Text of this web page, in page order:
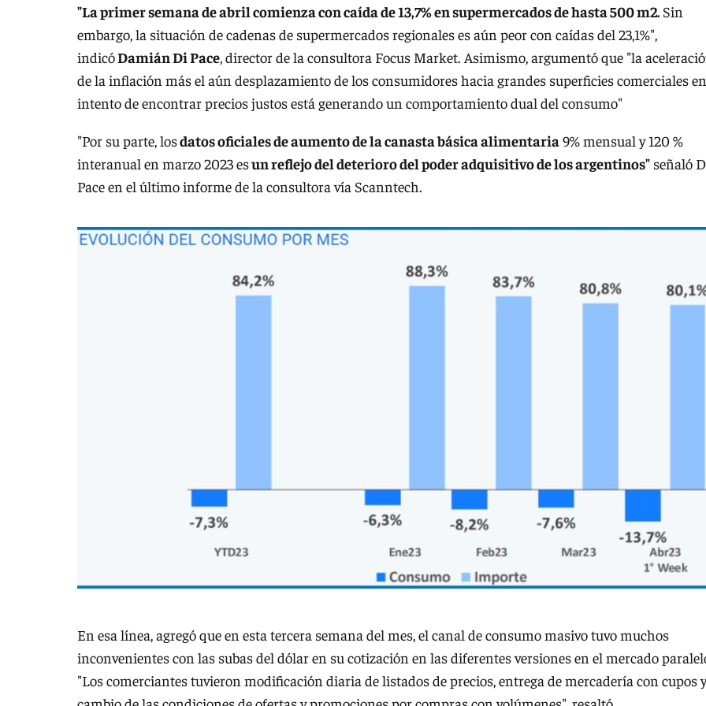
"La primer semana de abril comienza con caída de 13,7% en supermercados de hasta 500 m2.Sin
embargo, la situación de cadenas de supermercados regionales es aún peor con caídas del 23,1%",
indicóDamián Di Pace, director de la consultora Focus Market. Asimismo, argumentó que "la
de la inflación más el aún desplazamiento de los consumidores hacia grandes superficies comerciales
intento de encontrar precios justos está generando un comportamiento dual del consumo"
"Por su parte, losdatos oficiales de aumento de la canasta básica alimentaria9% mensual y 120 %
interanual en marzo 2023 esun reflejo del deterioro del poder adquisitivo de los argentinos" señaló
Pace en el último informe de la consultora vía Scanntech.
En esa línea, agregó que en esta tercera semana del mes, el canal de consumo masivo tuvo muchos
inconvenientes con las subas del dólar en su cotización en las diferentes versiones en el mercado
"Los comerciantes tuvieron modificación diaria de listados de precios, entrega de mercadería con cupos y